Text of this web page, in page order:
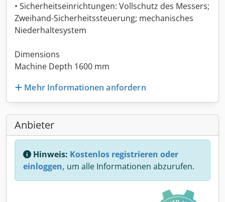
• Sicherheitseinrichtungen: Vollschutz des Messers;
Zweihand-Sicherheitssteuerung; mechanisches
Niederhaltesystem
Dimensions
Machine Depth 1600 mm
Mehr Informationen anfordern
Anbieter
Hinweis: Kostenlos registrieren oder
einloggen, um alle Informationen abzurufen.